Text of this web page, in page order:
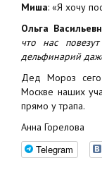
Миша: «Я хочу
Ольга
что нас
дельфинарий
Дед Мороз
Москве наших
прямо у трапа.
Анна Горелова
Telegram